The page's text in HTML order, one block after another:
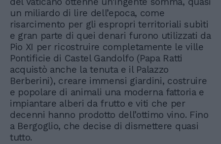
un miliardo di lire dell’epoca, come
risarcimento per gli espropri territoriali subìti
e gran parte di quei denari furono utilizzati da
Pio XI per ricostruire completamente le ville
Pontificie di Castel Gandolfo (Papa Ratti
acquistò anche la tenuta e il Palazzo
Berberini), creare immensi giardini, costruire
e popolare di animali una moderna fattoria e
impiantare alberi da frutto e viti che per
decenni hanno prodotto dell’ottimo vino. Fino
a Bergoglio, che decise di dismettere quasi
tutto.